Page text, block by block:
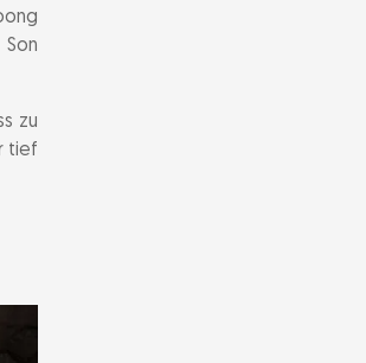
zu
tief